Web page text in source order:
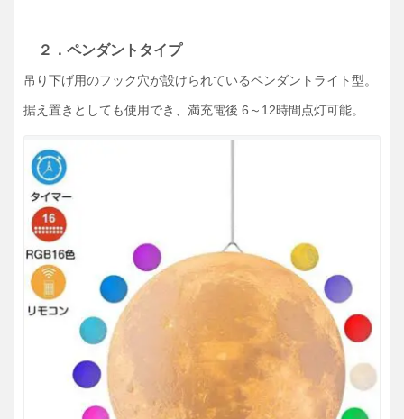
２．ペンダントタイプ
吊り下げ用のフック穴が設けられているペンダントライト型。
据え置きとしても使用でき、満充電後 6～12時間点灯可能。